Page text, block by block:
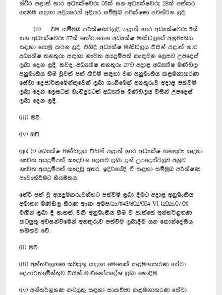
ස්ථිර පළාත් භාර අධ්‍යක්ෂවරු 05ක් සහ අධ්‍යක්ෂවරු 28ක් පත්කර
ගැනීම සඳහා අදියරෙන් අදියර සම්මුඛ පරීක්ෂණ පවත්වන ලදී.
(ii) එම සම්මුඛ පරීක්ෂණවලදී පළාත් භාර අධ්‍යක්ෂවරු 5ක්
සහ අධ්‍යක්ෂවරු 27ක් තෝරාගෙන අධ්‍යක්ෂ මණ්ඩලයේ අනුමැතිය
සඳහා යොමු කරන ලදී. එහිදී අධ්‍යක්ෂ මණ්ඩලය විසින් පළාත් භාර
අධ්‍යක්ෂ තනතුරු සඳහා නැවත අයදුම්පත් කැඳවන ලෙසට උපදෙස්
ලබා දෙන ලදී. තවද, අධ්‍යක්ෂ තනතුරු 27ට අදාළ අධ්‍යක්ෂ මණ්ඩල
අනුමැතිය හිමි වූවත් පත් කිරීම් සඳහා වන අනුමැතිය කළමනාකරණ
සේවා දෙපාර්තමේන්තුවෙන් ලබා ගැනීමෙන් අනතුරුව අදාළ පත්වීම්
ලබා දෙන ලෙසටත් වැඩිදුරටත් අධ්‍යක්ෂ මණ්ඩලය විසින් උපදෙස්
ලබා දෙන ලදී.
(iii) ඔව්.
(iv) ඔව්.
(ආ) (i) අධ්‍යක්ෂ මණ්ඩලය විසින් පළාත් භාර අධ්‍යක්ෂ තනතුරු සඳහා
නැවත අයදුම්පත් කැඳවන ලෙසට ලබා දුන් උපදෙස්වලට අනුව
නැවත අයදුම්පත් කැඳවූ අතර, ඉදිරියේදී ඒ සඳහා සම්මුඛ පරීක්ෂණ
පැවැත්වීමට නියමිතය.
තේරී පත් වූ අයදුම්කරුවන්හට පත්වීම් ලබා දීමට අදාළ අනුමැතිය
අමාත්‍ය මණ්ඩල තීරණ අංක: අමප/25/1143/802/004-VI (2025.07.01)
මඟින් ලබා දී ඇතත්, එකී අනුමැතිය හිමි වී ඇත්තේ අන්තර්ග්‍රහණ
කටයුතු අවසන්වීමෙන් අනතුරුව පත්වීම් ලබාදීම යන කොන්දේසිය
සහිතව වේ.
(ii) ඔව්.
(iii) අන්තර්ග්‍රහණ කටයුතු සඳහා මෙතෙක් කළමනාකරණ සේවා
දෙපාර්තමේන්තුව විසින් මාර්ගෝපදේශ ලබා නොදීම.
(iv) අන්තර්ග්‍රහණ කටයුතු සඳහා සාකච්ඡා කළමනාකරණ සේවා